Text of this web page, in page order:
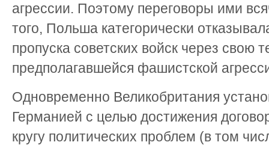
агрессии. Поэтому переговоры ими
того, Польша категорически
пропуска советских войск через свою
предполагавшейся фашистской
Одновременно Великобритания
Германией с целью достижения
кругу политических проблем (в том